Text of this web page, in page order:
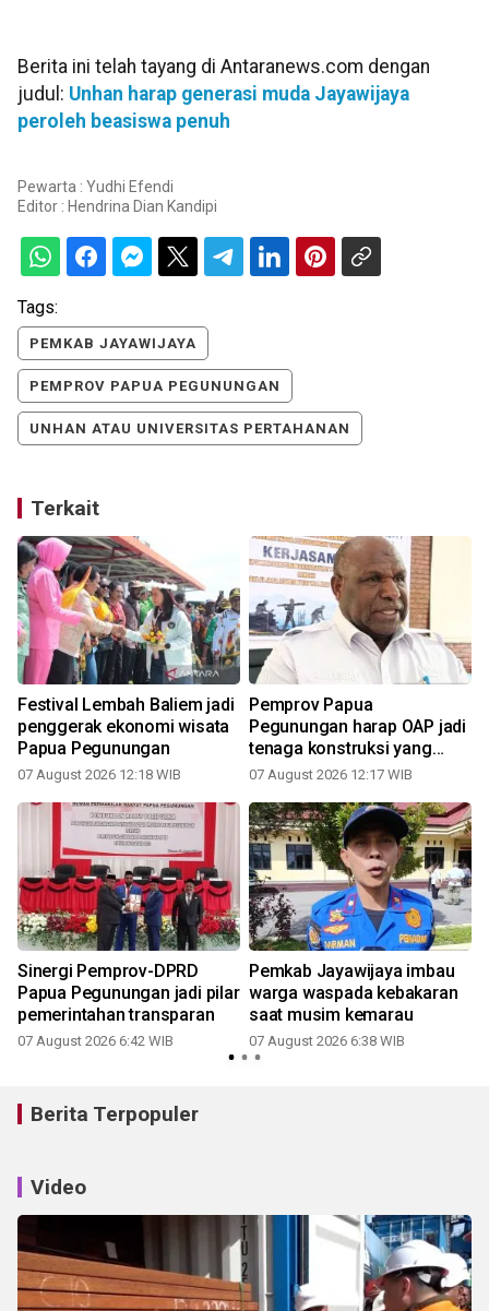
Berita ini telah tayang di Antaranews.com dengan
judul: Unhan harap generasi muda Jayawijaya
peroleh beasiswa penuh
Pewarta : Yudhi Efendi
Editor : Hendrina Dian Kandipi
Tags:
PEMKAB JAYAWIJAYA
PEMPROV PAPUA PEGUNUNGAN
UNHAN ATAU UNIVERSITAS PERTAHANAN
Terkait
Festival Lembah Baliem jadi
penggerak ekonomi wisata
Papua Pegunungan
07 August 2026 12:18 WIB
Pemprov Papua
Pegunungan harap OAP jadi
tenaga konstruksi yang
andal
07 August 2026 12:17 WIB
Sinergi Pemprov-DPRD
Papua Pegunungan jadi pilar
pemerintahan transparan
07 August 2026 6:42 WIB
Pemkab Jayawijaya imbau
warga waspada kebakaran
saat musim kemarau
07 August 2026 6:38 WIB
Berita Terpopuler
Video